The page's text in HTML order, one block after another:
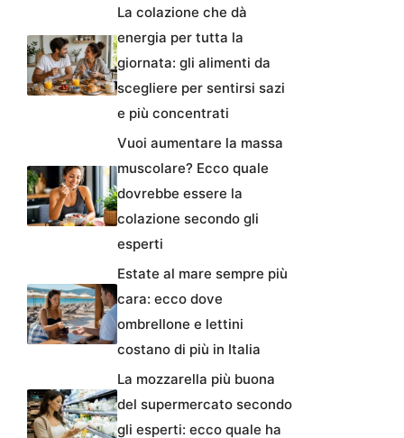
La colazione che dà
energia per tutta la
giornata: gli alimenti da
scegliere per sentirsi sazi
e più concentrati
Vuoi aumentare la massa
muscolare? Ecco quale
dovrebbe essere la
colazione secondo gli
esperti
Estate al mare sempre più
cara: ecco dove
ombrellone e lettini
costano di più in Italia
La mozzarella più buona
del supermercato secondo
gli esperti: ecco quale ha